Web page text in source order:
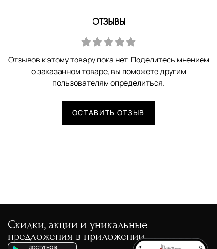
ОТЗЫВЫ
Отзывов к этому товару пока нет. Поделитесь мнением
о заказанном товаре, вы поможете другим
пользователям определиться.
ОСТАВИТЬ ОТЗЫВ
Скидки, акции и уникальные
предложения в приложении